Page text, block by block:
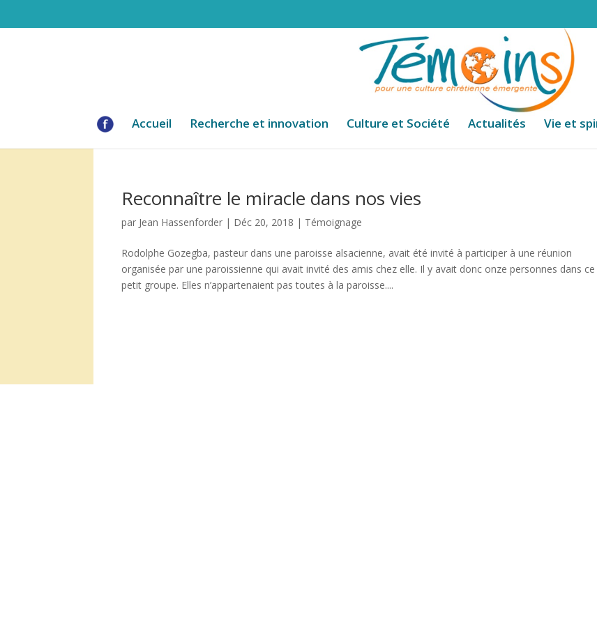
Accueil Recherche et innovation Culture et Société Actualités Vie et
Reconnaître le miracle dans nos vies
par Jean Hassenforder | Déc 20, 2018 | Témoignage
Rodolphe Gozegba, pasteur dans une paroisse alsacienne, avait été invité à participer à une réunion
organisée par une paroissienne qui avait invité des amis chez elle. Il y avait donc onze personnes dans ce
petit groupe. Elles n’appartenaient pas toutes à la paroisse....